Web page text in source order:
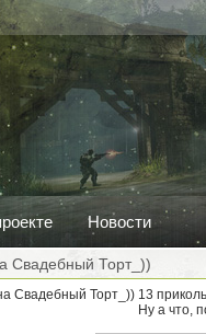
Новости
Свадебный Торт_))
13
Ну а что,